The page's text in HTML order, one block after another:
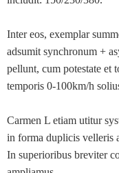
Inter eos, exemplar
adsumit synchronum +
pellunt, cum potestate et
temporis 0-100km/h
Carmen L etiam utitur
in forma duplicis velleris
In superioribus breviter